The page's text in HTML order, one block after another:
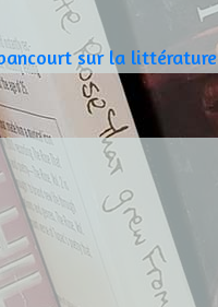
sur la littérature